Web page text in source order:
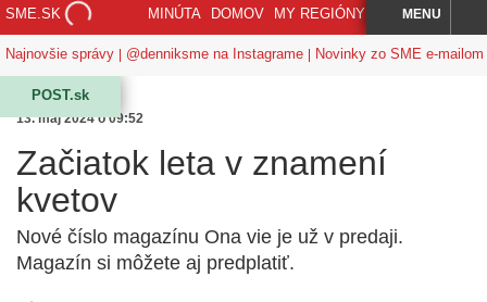
SME.SK MINÚTA DOMOV MY REGIÓNY KORZÁR
HĽADAJMENU
Najnovšie správy @denniksme na Instagrame Novinky zo SME e-mailom
POST.sk
13. máj 2024 o 09:52
Začiatok leta v znamení
kvetov
Nové číslo magazínu Ona vie je už v predaji.
Magazín si môžete aj predplatiť.